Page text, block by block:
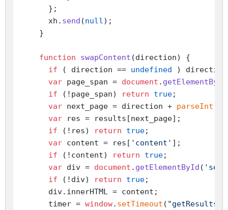
      };
      xh.
send (null);
    }
function swapContent (direction) {
if ( direction == undefined
)
var page_span = document . getElementById
if (!page_span) return true;
var next_page = direction + parseInt
var res = results[next_page];
if (!res) return true;
var content = res[ 'content' ];
if (!content) return true;
var div = document . getElementById (
if (!div) return true;
      div.
innerHTML = content;
      timer =
window. setTimeout ( "getResults("